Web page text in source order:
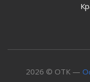
2026 © ОТК —